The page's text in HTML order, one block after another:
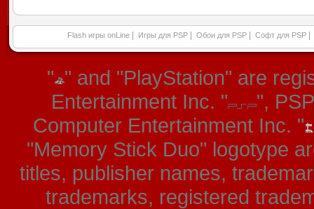
Flash игры onLine Игры для PSP Обои для PSP Софт для PSP
" " and "PlayStation" are
Entertainment Inc. "
",
Computer Entertainment Inc. "
"Memory Stick Duo" logotype
titles, publisher names,
trademarks, registered